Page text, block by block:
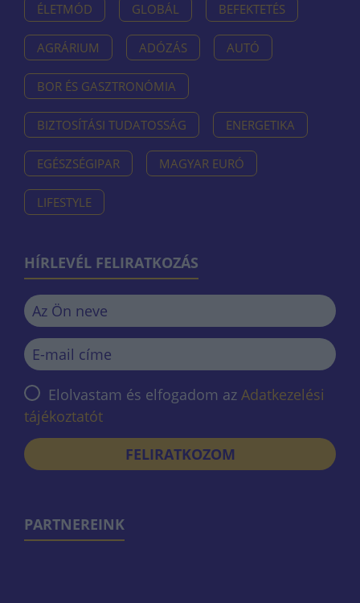
ÉLETMÓD GLOBÁL BEFEKTETÉS
AGRÁRIUM ADÓZÁS AUTÓ
BOR ÉS GASZTRONÓMIA
BIZTOSÍTÁSI TUDATOSSÁG ENERGETIKA
EGÉSZSÉGIPAR MAGYAR EURÓ
LIFESTYLE
HÍRLEVÉL FELIRATKOZÁS
Elolvastam és elfogadom az Adatkezelési
tájékoztatót
FELIRATKOZOM
PARTNEREINK